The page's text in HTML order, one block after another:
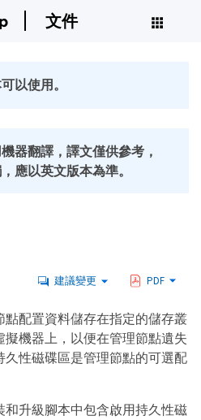
文件
以使用。
器翻譯，譯文僅供參考，
應以英文版本為準。
建議變更 PDF
配置資料儲存在指定的儲存叢
機器上，以便在管理節點遺失
性磁碟區是管理節點的可選配
升級腳本中包含啟用持久性磁